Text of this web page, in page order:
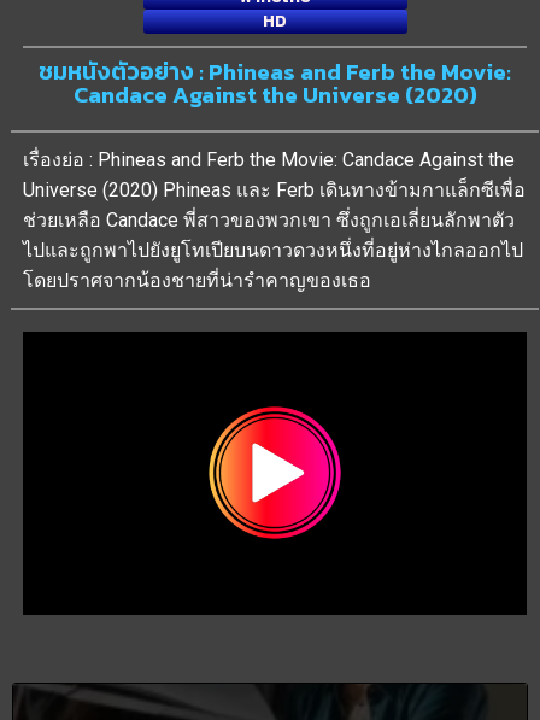
HD
ชมหนังตัวอย่าง : Phineas and Ferb the Movie:
Candace Against the Universe (2020)
เรื่องย่อ : Phineas and Ferb the Movie: Candace Against the
Universe (2020) Phineas และ Ferb เดินทางข้ามกาแล็กซีเพื่อ
ช่วยเหลือ Candace พี่สาวของพวกเขา ซึ่งถูกเอเลี่ยนลักพาตัว
ไปและถูกพาไปยังยูโทเปียบนดาวดวงหนึ่งที่อยู่ห่างไกลออกไป
โดยปราศจากน้องชายที่น่ารำคาญของเธอ